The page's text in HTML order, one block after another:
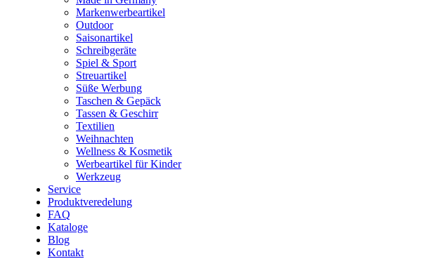
Markenwerbeartikel
Outdoor
Saisonartikel
Schreibgeräte
Spiel & Sport
Streuartikel
Süße Werbung
Taschen & Gepäck
Tassen & Geschirr
Textilien
Weihnachten
Wellness & Kosmetik
Werbeartikel für Kinder
Werkzeug
Service
Produktveredelung
FAQ
Kataloge
Blog
Kontakt